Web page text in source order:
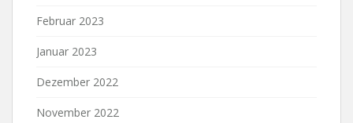
Februar 2023
Januar 2023
Dezember 2022
November 2022